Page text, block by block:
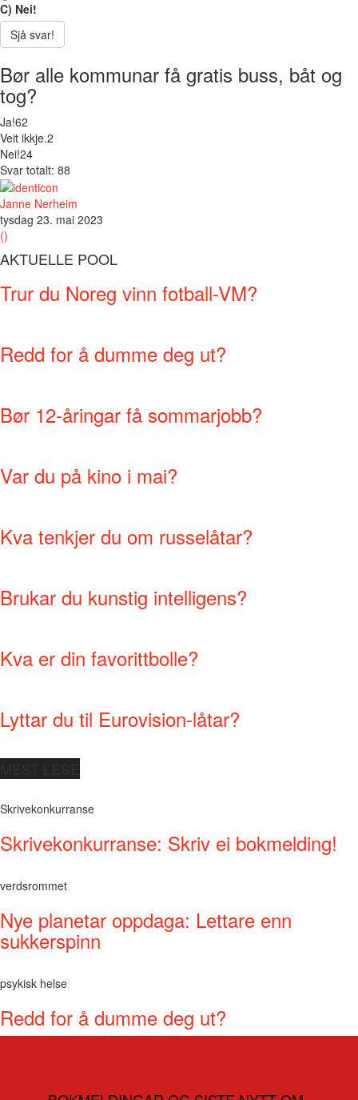
C) Nei!
Sjå svar!
Bør alle kommunar få gratis buss, båt og
tog?
Ja!62
Veit ikkje.2
Nei!24
Svar totalt: 88
Janne Nerheim
tysdag 23. mai 2023
()
AKTUELLE POOL
Trur du Noreg vinn fotball-VM?
Redd for å dumme deg ut?
Bør 12-åringar få sommarjobb?
Var du på kino i mai?
Kva tenkjer du om russelåtar?
Brukar du kunstig intelligens?
Kva er din favorittbolle?
Lyttar du til Eurovision-låtar?
Skrivekonkurranse
Skrivekonkurranse: Skriv ei bokmelding!
verdsrommet
Nye planetar oppdaga: Lettare enn
sukkerspinn
psykisk helse
Redd for å dumme deg ut?